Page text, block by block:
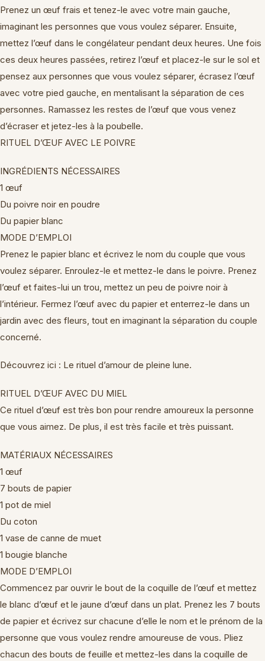
Prenez un œuf frais et tenez-le avec votre main gauche,
imaginant les personnes que vous voulez séparer. Ensuite,
mettez l’œuf dans le congélateur pendant deux heures. Une fois
ces deux heures passées, retirez l’œuf et placez-le sur le sol et
pensez aux personnes que vous voulez séparer, écrasez l’œuf
avec votre pied gauche, en mentalisant la séparation de ces
personnes. Ramassez les restes de l’œuf que vous venez
d’écraser et jetez-les à la poubelle.
RITUEL D’ŒUF AVEC LE POIVRE
INGRÉDIENTS NÉCESSAIRES
1 œuf
Du poivre noir en poudre
Du papier blanc
MODE D’EMPLOI
Prenez le papier blanc et écrivez le nom du couple que vous
voulez séparer. Enroulez-le et mettez-le dans le poivre. Prenez
l’œuf et faites-lui un trou, mettez un peu de poivre noir à
l’intérieur. Fermez l’œuf avec du papier et enterrez-le dans un
jardin avec des fleurs, tout en imaginant la séparation du couple
concerné.
Découvrez ici : Le rituel d’amour de pleine lune.
RITUEL D’ŒUF AVEC DU MIEL
Ce rituel d’œuf est très bon pour rendre amoureux la personne
que vous aimez. De plus, il est très facile et très puissant.
MATÉRIAUX NÉCESSAIRES
1 œuf
7 bouts de papier
1 pot de miel
Du coton
1 vase de canne de muet
1 bougie blanche
MODE D’EMPLOI
Commencez par ouvrir le bout de la coquille de l’œuf et mettez
le blanc d’œuf et le jaune d’œuf dans un plat. Prenez les 7 bouts
de papier et écrivez sur chacune d’elle le nom et le prénom de la
personne que vous voulez rendre amoureuse de vous. Pliez
chacun des bouts de feuille et mettez-les dans la coquille de